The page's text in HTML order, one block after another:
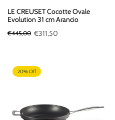
LE CREUSET Cocotte Ovale
Evolution 31 cm Arancio
€445,00 €311,50
20% Off